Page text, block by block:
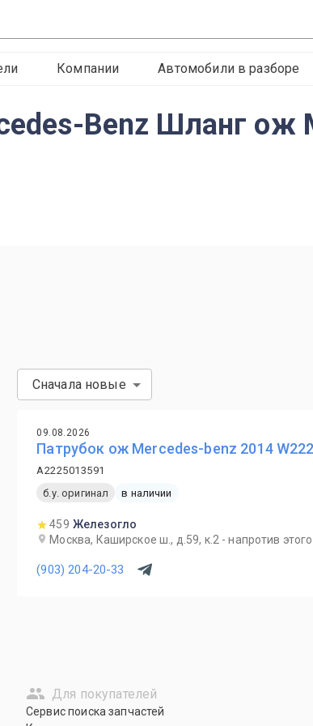
Компании Автомобили в разборе
Benz Шланг ож
Сначала новые
09.08.2026
Патрубок ож Mercedes-benz 2014 W222
A2225013591
б.у. оригинал
в наличии
459 Железогло
Москва, Каширское ш., д.59, к.2 - напротив
(903) 204-20-33
Для покупателей
Сервис поиска запчастей